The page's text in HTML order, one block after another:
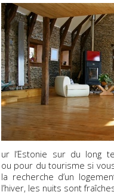
ur l’Estonie sur du long
ou pour du tourisme si
la recherche d’un
l’hiver, les nuits sont